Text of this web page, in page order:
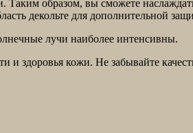
Таким образом, вы сможете
декольте для дополнительной
лучи наиболее интенсивны.
и здоровья кожи. Не забывайте